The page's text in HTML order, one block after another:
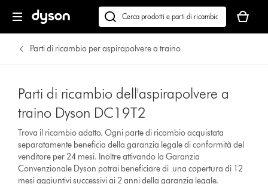
Cerca
su
dyson.it
carrello
è
Parti di ricambio per aspirapolvere a traino
Parti di ricambio dell'aspirapolvere a
traino Dyson DC19T2
Trova il ricambio adatto. Ogni parte di ricambio acquistata
separatamente beneficia della garanzia legale di conformità del
venditore per 24 mesi. Inoltre attivando la Garanzia
Convenzionale Dyson potrai beneficiare di una copertura di 12
mesi aggiuntivi successivi ai 2 anni della garanzia legale.